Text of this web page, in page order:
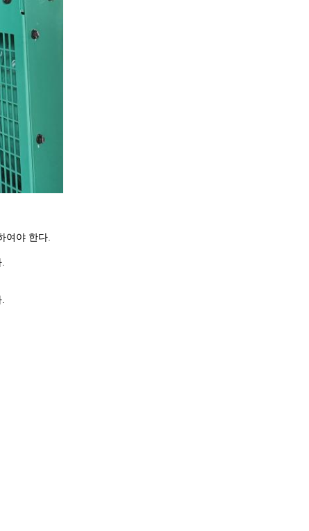
여야 한다.